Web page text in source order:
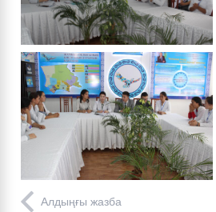
Алдыңғы жазба